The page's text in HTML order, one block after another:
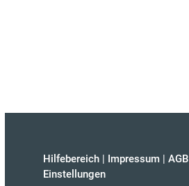
Hilfebereich | Impressum | AGB
Einstellungen